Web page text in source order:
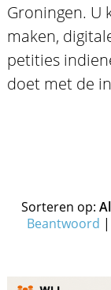
Groningen. U
maken,
petities
doet met de
Sorteren op:
Beantwoord |